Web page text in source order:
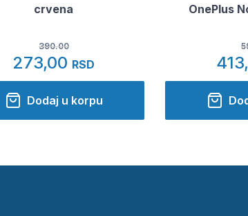
crvena
390.00
273,00 RSD
Dodaj u korpu
OnePlus